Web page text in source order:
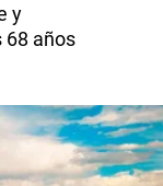
y
68 años